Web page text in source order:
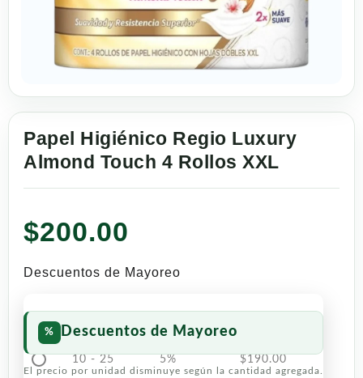
Papel Higiénico Regio Luxury
Almond Touch 4 Rollos XXL
$200.00
Descuentos de Mayoreo
Descuentos de Mayoreo
El precio por unidad disminuye según la cantidad agregada.
10 - 25 5% $190.00